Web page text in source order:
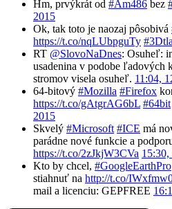
Hm, prvýkrát od #Am486 bez
2015
Ok, tak toto je naozaj pôsobivá
https://t.co/nqLUbpguTy
RT @SlovoNaDnes: Osuheľ:
usadenina v podobe ľadových
stromov visela osuheľ. 11:04,
64-bitový #Mozilla #Firefox
https://t.co/gAtgrAG6bL #64bit
2015
Skvelý #Microsoft #ICE má
parádne nové funkcie a
https://t.co/2zJkjW3CVa 15:30,
Kto by chcel, #GoogleEarthPro
stiahnuť na http://t.co/
mail a licenciu: GEPFREE